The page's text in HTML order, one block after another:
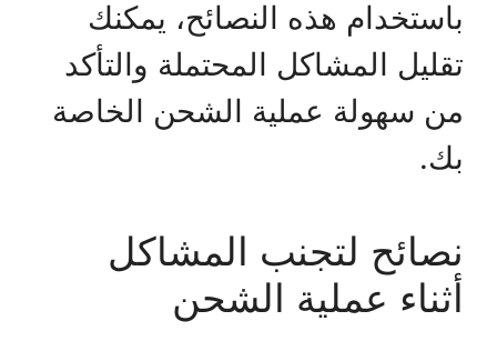
باستخدام هذه النصائح، يمكنك
تقليل المشاكل المحتملة والتأكد
من سهولة عملية الشحن الخاصة
بك.
نصائح لتجنب المشاكل
أثناء عملية الشحن